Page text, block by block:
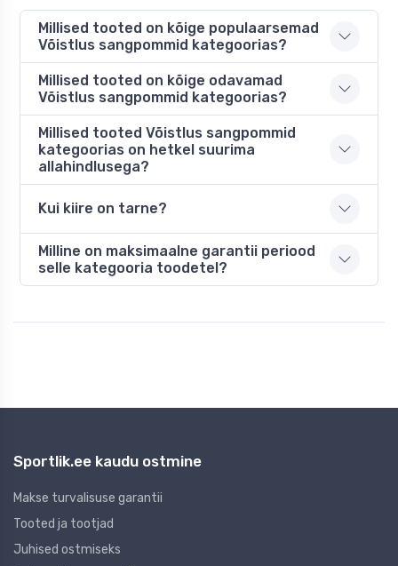
Millised tooted on kõige populaarsemad
Võistlus sangpommid kategoorias?
Millised tooted on kõige odavamad
Võistlus sangpommid kategoorias?
Millised tooted Võistlus sangpommid
kategoorias on hetkel suurima
allahindlusega?
Kui kiire on tarne?
Milline on maksimaalne garantii periood
selle kategooria toodetel?
Sportlik.ee kaudu ostmine
Makse turvalisuse garantii
Tooted ja tootjad
Juhised ostmiseks